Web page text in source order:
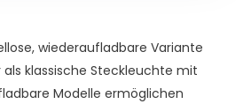
wiederaufladbare Variante
klassische Steckleuchte mit
Modelle ermöglichen